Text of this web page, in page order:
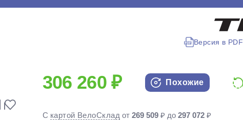
Версия в PDF
306 260 ₽ Похожие
С картой ВелоСклад от269 509 ₽ до297 072 ₽